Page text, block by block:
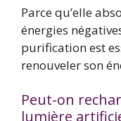
Parce qu’elle
énergies
purification est
renouveler son
Peut-on
lumière